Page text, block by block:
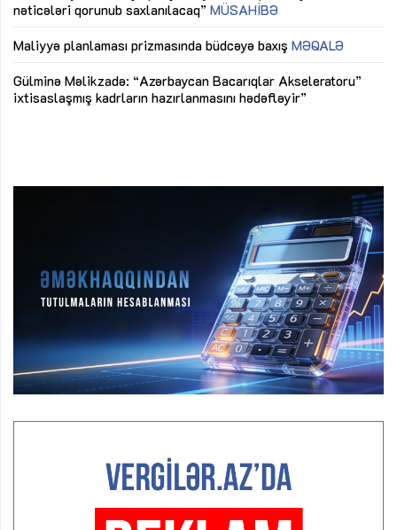
nəticələri qorunub saxlanılacaq” MÜSAHİBƏ
Maliyyə planlaması prizmasında büdcəyə baxış MƏQALƏ
Gülminə Məlikzadə: “Azərbaycan Bacarıqlar Akseleratoru”
ixtisaslaşmış kadrların hazırlanmasını hədəfləyir”